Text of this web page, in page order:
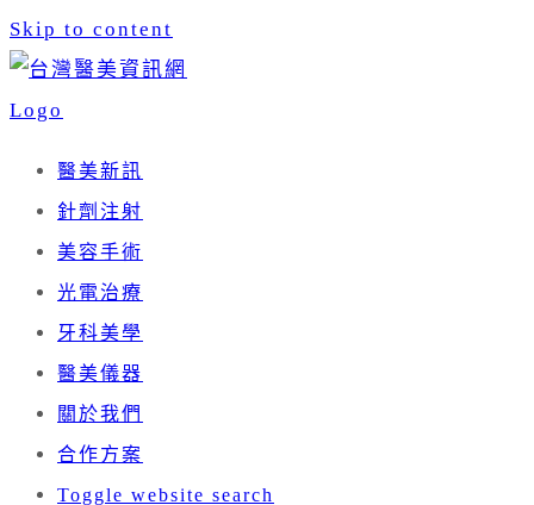
Skip to content
醫美新訊
針劑注射
美容手術
光電治療
牙科美學
醫美儀器
關於我們
合作方案
Toggle website search